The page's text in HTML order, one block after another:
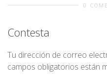
0
Contesta
Tu dirección de correo
campos obligatorios están